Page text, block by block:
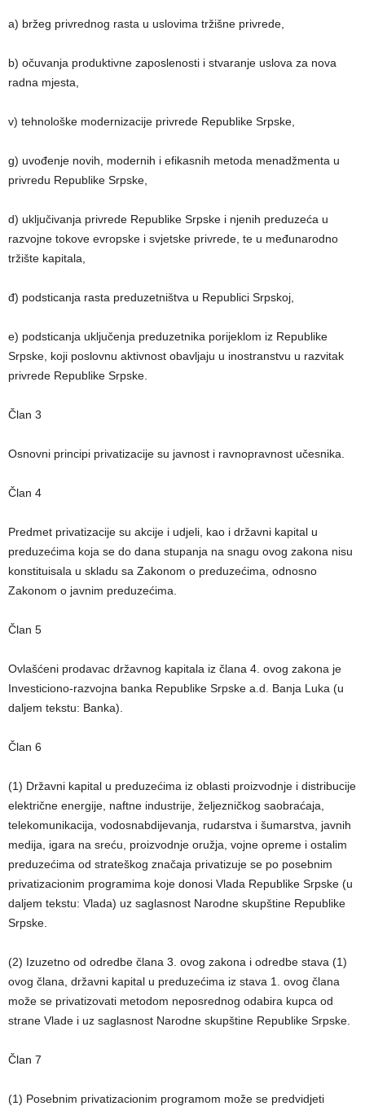
a) bržeg privrednog rasta u uslovima tržišne privrede,
b) očuvanja produktivne zaposlenosti i stvaranje uslova za nova
radna mjesta,
v) tehnološke modernizacije privrede Republike Srpske,
g) uvođenje novih, modernih i efikasnih metoda menadžmenta u
privredu Republike Srpske,
d) uključivanja privrede Republike Srpske i njenih preduzeća u
razvojne tokove evropske i svjetske privrede, te u međunarodno
tržište kapitala,
đ) podsticanja rasta preduzetništva u Republici Srpskoj,
e) podsticanja uključenja preduzetnika porijeklom iz Republike
Srpske, koji poslovnu aktivnost obavljaju u inostranstvu u razvitak
privrede Republike Srpske.
Član 3
Osnovni principi privatizacije su javnost i ravnopravnost učesnika.
Član 4
Predmet privatizacije su akcije i udjeli, kao i državni kapital u
preduzećima koja se do dana stupanja na snagu ovog zakona nisu
konstituisala u skladu sa Zakonom o preduzećima, odnosno
Zakonom o javnim preduzećima.
Član 5
Ovlašćeni prodavac državnog kapitala iz člana 4. ovog zakona je
Investiciono-razvojna banka Republike Srpske a.d. Banja Luka (u
daljem tekstu: Banka).
Član 6
(1) Državni kapital u preduzećima iz oblasti proizvodnje i distribucije
električne energije, naftne industrije, željezničkog saobraćaja,
telekomunikacija, vodosnabdijevanja, rudarstva i šumarstva, javnih
medija, igara na sreću, proizvodnje oružja, vojne opreme i ostalim
preduzećima od strateškog značaja privatizuje se po posebnim
privatizacionim programima koje donosi Vlada Republike Srpske (u
daljem tekstu: Vlada) uz saglasnost Narodne skupštine Republike
Srpske.
(2) Izuzetno od odredbe člana 3. ovog zakona i odredbe stava (1)
ovog člana, državni kapital u preduzećima iz stava 1. ovog člana
može se privatizovati metodom neposrednog odabira kupca od
strane Vlade i uz saglasnost Narodne skupštine Republike Srpske.
Član 7
(1) Posebnim privatizacionim programom može se predvidjeti